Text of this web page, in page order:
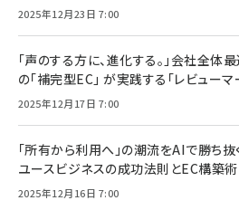
2025年12月23日 7:00
「声のする方に、進化する。」会社全体
の「補完型EC」 が実践する「レビューマ
2025年12月17日 7:00
「所有から利用へ」の潮流をAIで勝ち抜
ユースビジネスの成功法則とEC構築術
2025年12月16日 7:00